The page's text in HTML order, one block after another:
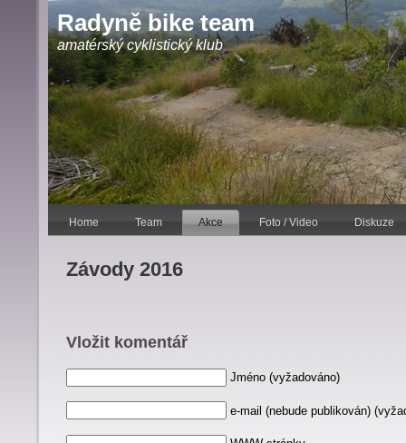
Radyně bike team
amatérský cyklistický klub
Home Team Akce Foto / Video Diskuze
Závody 2016
Vložit komentář
Jméno (vyžadováno)
e-mail (nebude publikován)